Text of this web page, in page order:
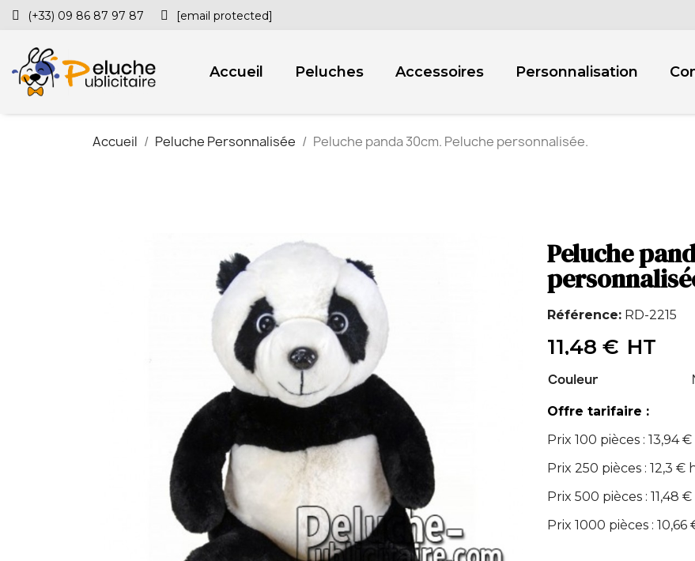
(+33) 09 86 87 97 87 [email protected]
Accueil Peluches Accessoires Personnalisation
Accueil Peluche Personnalisée Peluche panda 30cm. Peluche personnalisée.
Peluche
Référence RD-2215
11,48 € HT
Couleur
Offre tarifaire :
Prix 100 pièces : 13,94
Prix 250 pièces : 12,3 €
Prix 500 pièces : 11,48
Prix 1000 pièces : 10,66